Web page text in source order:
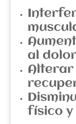
al
Alterar
físico y